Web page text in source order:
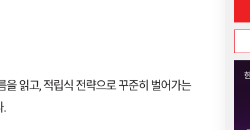
읽고, 적립식 전략으로 꾸준히 벌어가는
.